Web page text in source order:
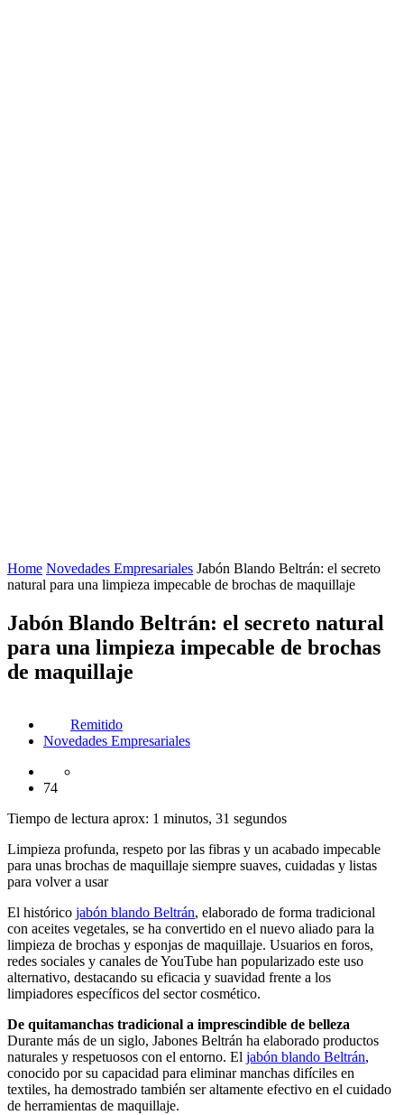
Home Novedades Empresariales Jabón Blando Beltrán: el secreto
natural para una limpieza impecable de brochas de maquillaje
Jabón Blando Beltrán: el secreto natural
para una limpieza impecable de brochas
de maquillaje
Remitido
Novedades Empresariales
74
Tiempo de lectura aprox: 1 minutos, 31 segundos
Limpieza profunda, respeto por las fibras y un acabado impecable
para unas brochas de maquillaje siempre suaves, cuidadas y listas
para volver a usar
El histórico jabón blando Beltrán, elaborado de forma tradicional
con aceites vegetales, se ha convertido en el nuevo aliado para la
limpieza de brochas y esponjas de maquillaje. Usuarios en foros,
redes sociales y canales de YouTube han popularizado este uso
alternativo, destacando su eficacia y suavidad frente a los
limpiadores específicos del sector cosmético.
De quitamanchas tradicional a imprescindible de belleza
Durante más de un siglo, Jabones Beltrán ha elaborado productos
naturales y respetuosos con el entorno. El jabón blando Beltrán,
conocido por su capacidad para eliminar manchas difíciles en
textiles, ha demostrado también ser altamente efectivo en el cuidado
de herramientas de maquillaje.